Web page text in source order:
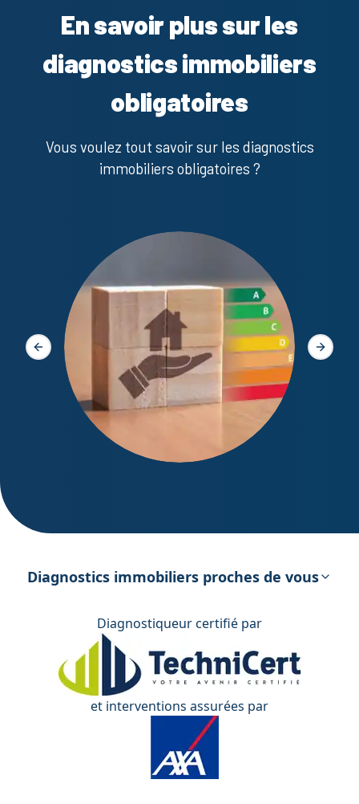
En savoir plus sur les
diagnostics immobiliers
obligatoires
Vous voulez tout savoir sur les diagnostics
immobiliers obligatoires ?
énergétique
Slide précédente Slide
Diagnostics immobiliers proches de vous
Diagnostiqueur certifié par
et interventions assurées par